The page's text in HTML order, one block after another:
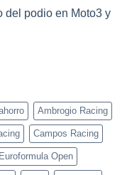
del podio en Moto3 y
Ambrogio Racing
Campos Racing
Euroformula Open